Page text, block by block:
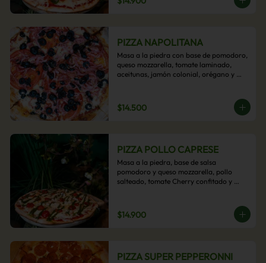
PIZZA NAPOLITANA
Masa a la piedra con base de pomodoro,
queso mozzarella, tomate laminado,
aceitunas, jamón colonial, orégano y
$14.500
PIZZA POLLO CAPRESE
Masa a la piedra, base de salsa
pomodoro y queso mozzarella, pollo
salteado, tomate Cherry confitado y
$14.900
PIZZA SUPER PEPPERONNI